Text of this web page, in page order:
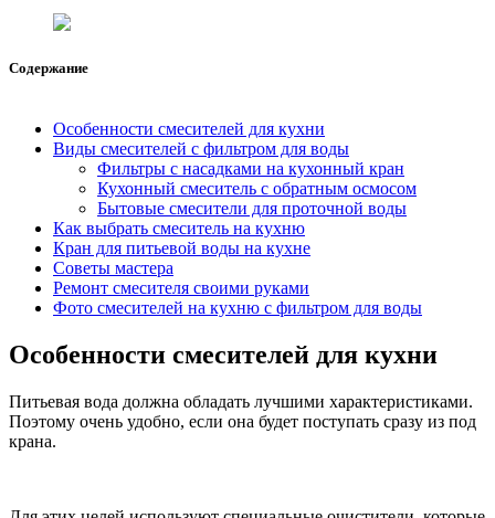
Содержание
Особенности смесителей для кухни
Виды смесителей с фильтром для воды
Фильтры с насадками на кухонный кран
Кухонный смеситель с обратным осмосом
Бытовые смесители для проточной воды
Как выбрать смеситель на кухню
Кран для питьевой воды на кухне
Советы мастера
Ремонт смесителя своими руками
Фото смесителей на кухню с фильтром для воды
Особенности смесителей для кухни
Питьевая вода должна обладать лучшими характеристиками.
Поэтому очень удобно, если она будет поступать сразу из под
крана.